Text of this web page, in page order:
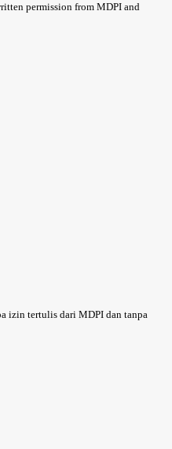
permission from MDPI and
izin tertulis dari MDPI dan tanpa